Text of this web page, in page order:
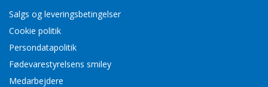
Salgs og leveringsbetingelser
Cookie politik
Persondatapolitik
Fødevarestyrelsens smiley
Medarbejdere